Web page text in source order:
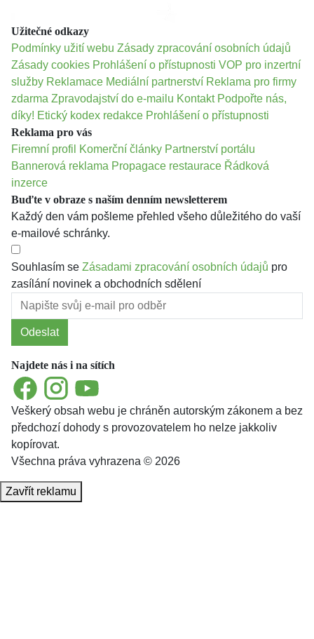
Užitečné odkazy
Podmínky užití webu Zásady zpracování osobních údajů
Zásady cookies Prohlášení o přístupnosti VOP pro inzertní
služby Reklamace Mediální partnerství Reklama pro firmy
zdarma Zpravodajství do e-mailu Kontakt Podpořte nás,
díky! Etický kodex redakce Prohlášení o přístupnosti
Reklama pro vás
Firemní profil
Komerční články Partnerství portálu
Bannerová reklama Propagace restaurace Řádková
inzerce
Buďte v obraze s naším denním newsletterem
Každý den vám pošleme přehled všeho důležitého do vaší
e-mailové schránky.
Souhlasím se Zásadami zpracování osobních údajů pro
zasílání novinek a obchodních sdělení
Odeslat
Najdete nás i na sítích
FacebookInstagramYouTube
Veškerý obsah webu je chráněn autorským zákonem a bez
předchozí dohody s provozovatelem ho nelze jakkoliv
kopírovat.
Všechna práva vyhrazena © 2026
Zavřít reklamu